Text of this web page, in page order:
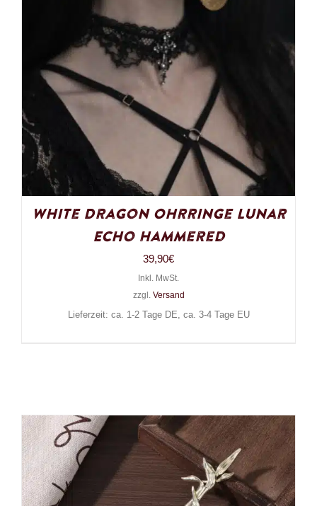
White Dragon Ohrringe Lunar
Echo Hammered
39,90€
Inkl. MwSt.
zzgl. Versand
Lieferzeit: ca. 1-2 Tage DE, ca. 3-4 Tage EU